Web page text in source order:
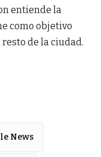
entiende la
como objetivo
de la ciudad.
News